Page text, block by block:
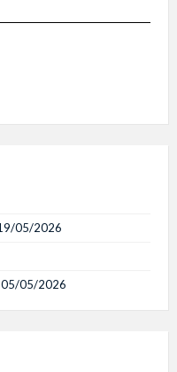
05/2026
05/05/2026